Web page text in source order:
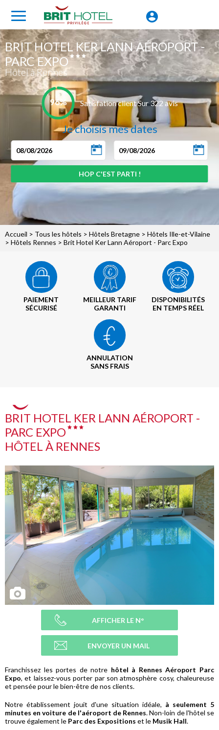
BRIT HOTEL KER LANN AÉROPORT -
PARC EXPO
Hôtel à Rennes
96% Satisfation client Sur 322 avis
Je choisis mes dates
Accueil > Tous les hôtels > Hôtels Bretagne > Hôtels Ille-et-Vilaine
> Hôtels Rennes > Brit Hotel Ker Lann Aéroport - Parc Expo
PAIEMENT
SÉCURISÉ
MEILLEUR TARIF
GARANTI
DISPONIBILITÉS
EN TEMPS RÉEL
ANNULATION
SANS FRAIS
BRIT HOTEL KER LANN AÉROPORT -
PARC EXPO
HÔTEL À RENNES
AFFICHER LE N°
ENVOYER UN MAIL
Franchissez les portes de notre hôtel à Rennes Aéroport Parc
Expo, et laissez-vous porter par son atmosphère cosy, chaleureuse
et pensée pour le bien-être de nos clients.
Notre établissement jouit d'une situation idéale, à seulement 5
minutes en voiture de l'aéroport de Rennes. Non-loin de l'hôtel se
trouve également le Parc des Expositions et le Musik Hall.